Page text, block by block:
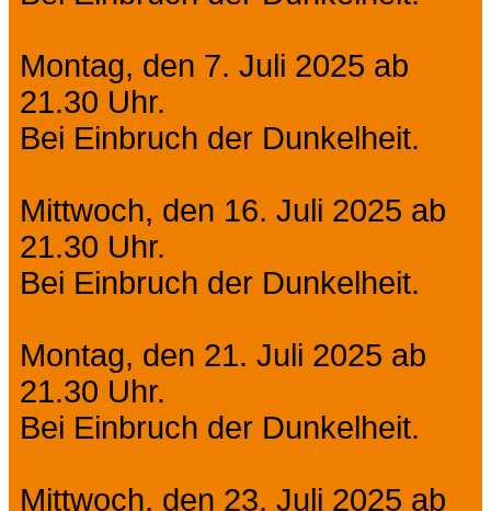
Montag, den 7. Juli 2025 ab
21.30 Uhr.
Bei Einbruch der Dunkelheit.
Mittwoch, den 16. Juli 2025 ab
21.30 Uhr.
Bei Einbruch der Dunkelheit.
Montag, den 21. Juli 2025 ab
21.30 Uhr.
Bei Einbruch der Dunkelheit.
Mittwoch, den 23. Juli 2025 ab